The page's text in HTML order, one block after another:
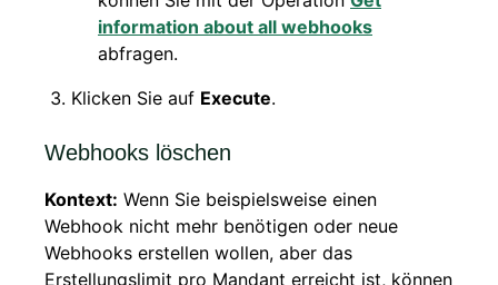
information about all webhooks
abfragen.
Klicken Sie auf Execute.
Webhooks löschen
Kontext: Wenn Sie beispielsweise einen
Webhook nicht mehr benötigen oder neue
Webhooks erstellen wollen, aber das
Erstellungslimit pro Mandant erreicht ist, können